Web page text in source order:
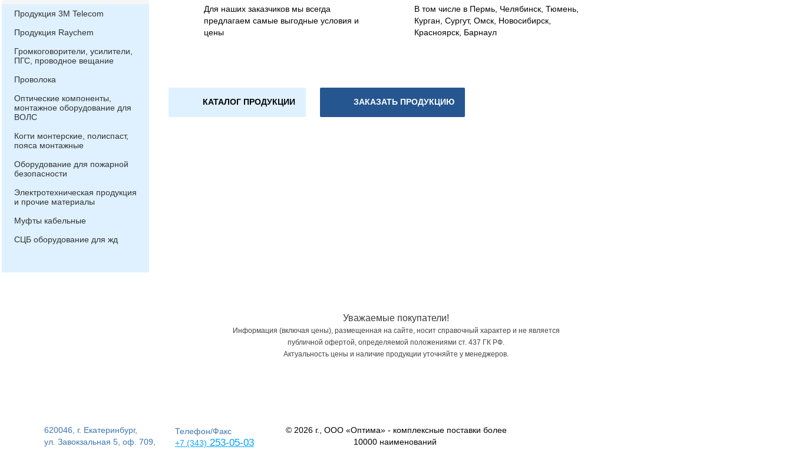
Продукция 3М Telecom
Продукция Raychem
Громкоговорители, усилители,
ПГС, проводное вещание
Проволока
Оптические компоненты,
монтажное оборудование для
ВОЛС
Когти монтерские, полиспаст,
пояса монтажные
Оборудование для пожарной
безопасности
Электротехническая продукция
и прочие материалы
Муфты кабельные
СЦБ оборудование для жд
Для наших заказчиков мы всегда
предлагаем самые выгодные условия и
цены
В том числе в Пермь, Челябинск, Тюмень,
Курган, Сургут, Омск, Новосибирск,
Красноярск, Барнаул
КАТАЛОГ ПРОДУКЦИИ ЗАКАЗАТЬ ПРОДУКЦИЮ
Уважаемые покупатели!
Информация (включая цены), размещенная на сайте, носит справочный характер и не является
публичной офертой, определяемой положениями ст. 437 ГК РФ.
Актуальность цены и наличие продукции уточняйте у менеджеров.
620046, г. Екатеринбург,
ул. Завокзальная 5, оф. 709,
Телефон/Факс
+7 (343) 253-05-03
© 2026 г., ООО «Оптима» - комплексные поставки более
10000 наименований